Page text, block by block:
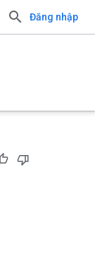
Đăng nhập